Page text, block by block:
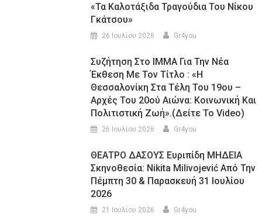
«τα Καλοτάξιδα Τραγούδια Του Νίκου
Γκάτσου»
26 Ιουλίου 2026 Gr4you
Συζήτηση Στο ΙΜΜΑ Για Την Νέα
Έκθεση Με Τον Τίτλο : «Η
Θεσσαλονίκη Στα Τέλη Του 19ου –
Αρχές Του 20ού Αιώνα: Κοινωνική Και
Πολιτιστική Ζωή».(Δείτε Το Video)
26 Ιουλίου 2026 Gr4you
ΘΕΑΤΡΟ ΔΑΣΟΥΣ Ευριπίδη ΜΗΔΕΙΑ
Σκηνοθεσία: Nikita Milivojević Από Την
Πέμπτη 30 & Παρασκευή 31 Ιουλίου
2026
21 Ιουλίου 2026 Gr4you